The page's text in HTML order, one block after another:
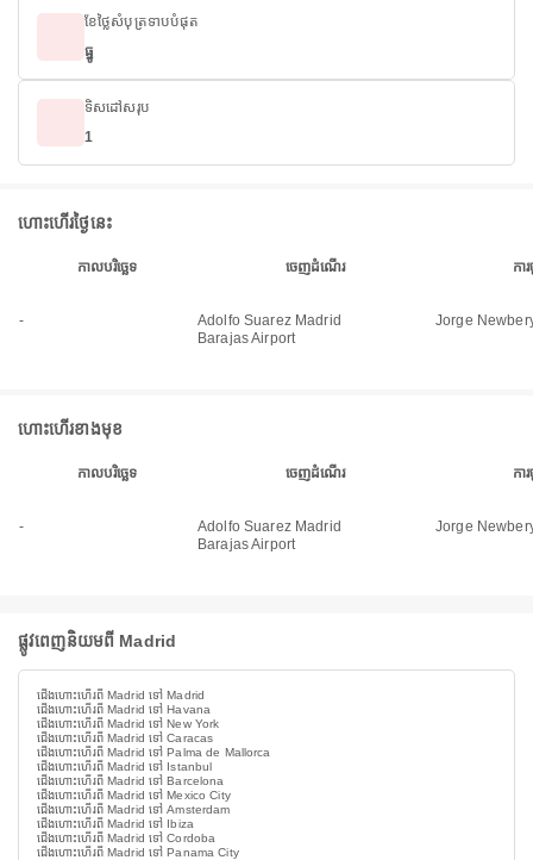
ខែថ្លៃសំបុត្រទាបបំផុត
ធ្នូ
ទិសដៅសរុប
1
ហោះហើរថ្ងៃនេះ
កាលបរិច្ឆេទ ចេញដំណើរ កា
-
Adolfo Suarez Madrid
Barajas Airport
Jorge
ហោះហើរខាងមុខ
កាលបរិច្ឆេទ ចេញដំណើរ កា
-
Adolfo Suarez Madrid
Barajas Airport
Jorge
ផ្លូវពេញនិយមពី Madrid
ជើងហោះហើរពី Madrid ទៅ Madrid
ជើងហោះហើរពី Madrid ទៅ Havana
ជើងហោះហើរពី Madrid ទៅ New York
ជើងហោះហើរពី Madrid ទៅ Caracas
ជើងហោះហើរពី Madrid ទៅ Palma de Mallorca
ជើងហោះហើរពី Madrid ទៅ Istanbul
ជើងហោះហើរពី Madrid ទៅ Barcelona
ជើងហោះហើរពី Madrid ទៅ Mexico City
ជើងហោះហើរពី Madrid ទៅ Amsterdam
ជើងហោះហើរពី Madrid ទៅ Ibiza
ជើងហោះហើរពី Madrid ទៅ Cordoba
ជើងហោះហើរពី Madrid ទៅ Panama City